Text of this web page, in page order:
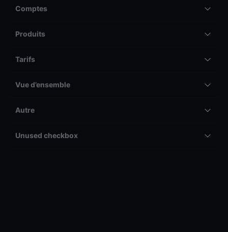
Comptes
Produits
Tarifs
Vue d’ensemble
Autre
Unused checkbox